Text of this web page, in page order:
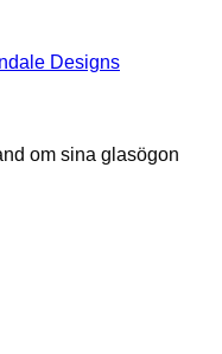
om sina glasögon